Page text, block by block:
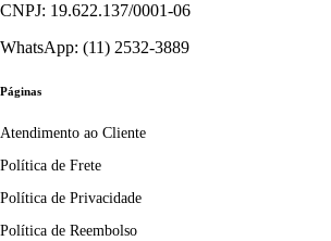
CNPJ: 19.622.137/0001-06
WhatsApp: (11) 2532-3889
Páginas
Atendimento ao Cliente
Política de Frete
Política de Privacidade
Política de Reembolso